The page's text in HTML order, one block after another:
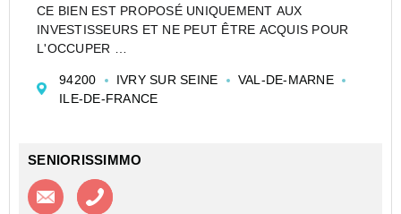
CE BIEN EST PROPOSÉ UNIQUEMENT AUX
INVESTISSEURS ET NE PEUT ÊTRE ACQUIS POUR
L'OCCUPER
ETUDIANTE DE TYPE T1 DE 18 M² À IVRY-SUR-
SEINE - NEXITY STUDÉA - IVRY SUR SEINE
94200 IVRY SUR SEINE
VAL-DE-MARNE
ILE-DE-FRANCE
SENIORISSIMMO
Contacter l'agence